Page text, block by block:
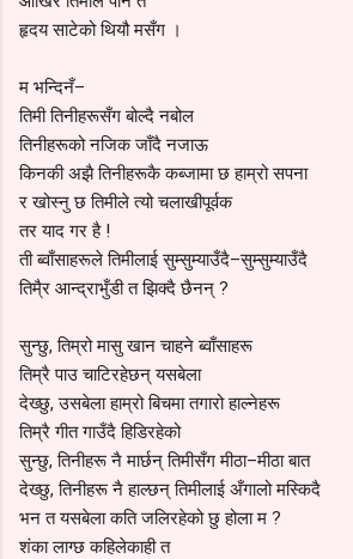
हृदय साटेको थियौ मसँग ।
म भन्दिनँ–
तिमी तिनीहरूसँग बोल्दै नबोल
तिनीहरूको नजिक जाँदै नजाऊ
किनकी अझै तिनीहरूकै कब्जामा छ हाम्रो सपना
र खोस्नु छ तिमीले त्यो चलाखीपूर्वक
तर याद गर है !
ती ब्वाँसाहरूले तिमीलाई सुम्सुम्याउँदै–सुम्सुम्याउँदै
तिमै्र आन्द्राभुँडी त झिक्दै छैनन् ?
सुन्छु, तिम्रो मासु खान चाहने ब्वाँसाहरू
तिम्रै पाउ चाटिरहेछन् यसबेला
देख्छु, उसबेला हाम्रो बिचमा तगारो हाल्नेहरू
तिम्रै गीत गाउँदै हिडिरहेको
सुन्छु, तिनीहरू नै मार्छन् तिमीसँग मीठा–मीठा बात
देख्छु, तिनीहरू नै हाल्छन् तिमीलाई अँगालो मस्किदै
भन त यसबेला कति जलिरहेको छु होला म ?
शंका लाग्छ कहिलेकाही त